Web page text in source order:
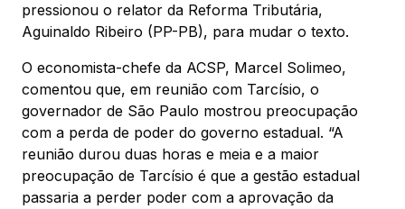
pressionou o relator da Reforma Tributária,
Aguinaldo Ribeiro (PP-PB), para mudar o texto.
O economista-chefe da ACSP, Marcel Solimeo,
comentou que, em reunião com Tarcísio, o
governador de São Paulo mostrou preocupação
com a perda de poder do governo estadual. “A
reunião durou duas horas e meia e a maior
preocupação de Tarcísio é que a gestão estadual
passaria a perder poder com a aprovação da